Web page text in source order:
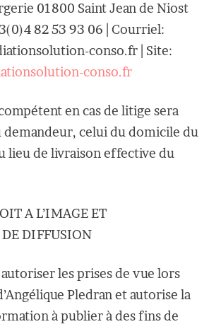
01800 Saint Jean de Niost
82 53 93 06 | Courriel:
conso.fr | Site:
conso.fr
en cas de litige sera
demandeur, celui du domicile du
lieu de livraison effective du
A L’IMAGE ET
DIFFUSION
les prises de vue lors
Pledran et autorise la
à publier à des fins de